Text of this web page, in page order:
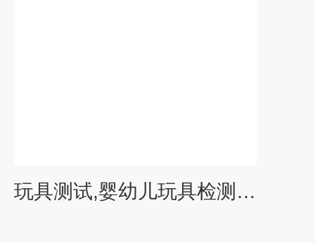
玩具测试,婴幼儿玩具检测 环境监测与检测